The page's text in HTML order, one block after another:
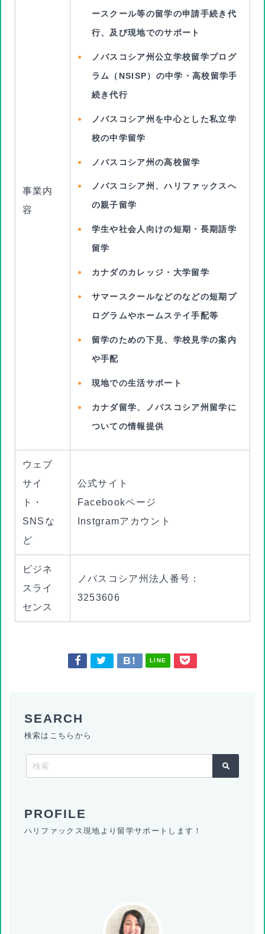
事業内
容
ースクール等の留学の申請手続き代
行、及び現地でのサポート
ノバスコシア州公立学校留学プログ
ラム（NSISP）の中学・高校留学手
続き代行
ノバスコシア州を中心とした私立学
校の中学留学
ノバスコシア州の高校留学
ノバスコシア州、ハリファックスへ
の親子留学
学生や社会人向けの短期・長期語学
留学
カナダのカレッジ・大学留学
サマースクールなどのなどの短期プ
ログラムやホームステイ手配等
留学のための下見、学校見学の案内
や手配
現地での生活サポート
カナダ留学、ノバスコシア州留学に
ついての情報提供
ウェブ
サイ
ト・
SNSな
ど
公式サイト
Facebookページ
Instgramアカウント
ビジネ
スライ
センス
ノバスコシア州法人番号：
3253606
LINE
検索はこちらから
ハリファックス現地より留学サポートします！